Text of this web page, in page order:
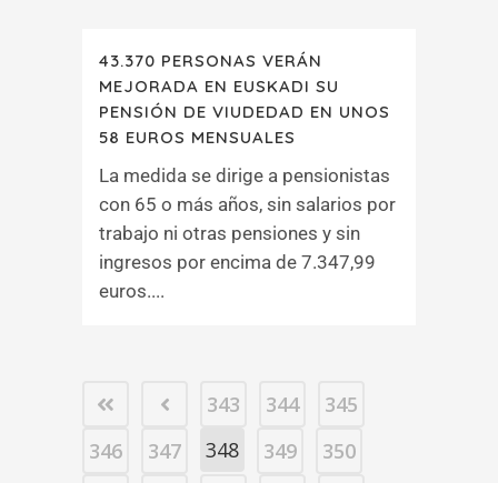
43.370 PERSONAS VERÁN
MEJORADA EN EUSKADI SU
PENSIÓN DE VIUDEDAD EN UNOS
58 EUROS MENSUALES
La medida se dirige a pensionistas
con 65 o más años, sin salarios por
trabajo ni otras pensiones y sin
ingresos por encima de 7.347,99
euros....
343 344
345
346
347 348 349
350